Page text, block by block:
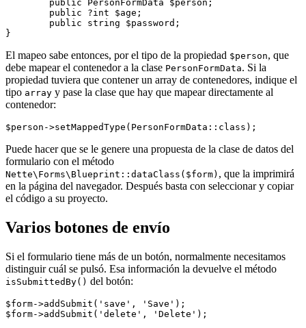
El mapeo sabe entonces, por el tipo de la propiedad $person, que
debe mapear el contenedor a la clase PersonFormData. Si la
propiedad tuviera que contener un array de contenedores, indique el
tipo array y pase la clase que hay que mapear directamente al
contenedor:
Puede hacer que se le genere una propuesta de la clase de datos del
formulario con el método
Nette\Forms\Blueprint::dataClass($form) , que la imprimirá
en la página del navegador. Después basta con seleccionar y copiar
el código a su proyecto.
Varios botones de envío
Si el formulario tiene más de un botón, normalmente necesitamos
distinguir cuál se pulsó. Esa información la devuelve el método
isSubmittedBy() del botón:
$form->addSubmit('save', 'Save');
$form->addSubmit('delete', 'Delete');